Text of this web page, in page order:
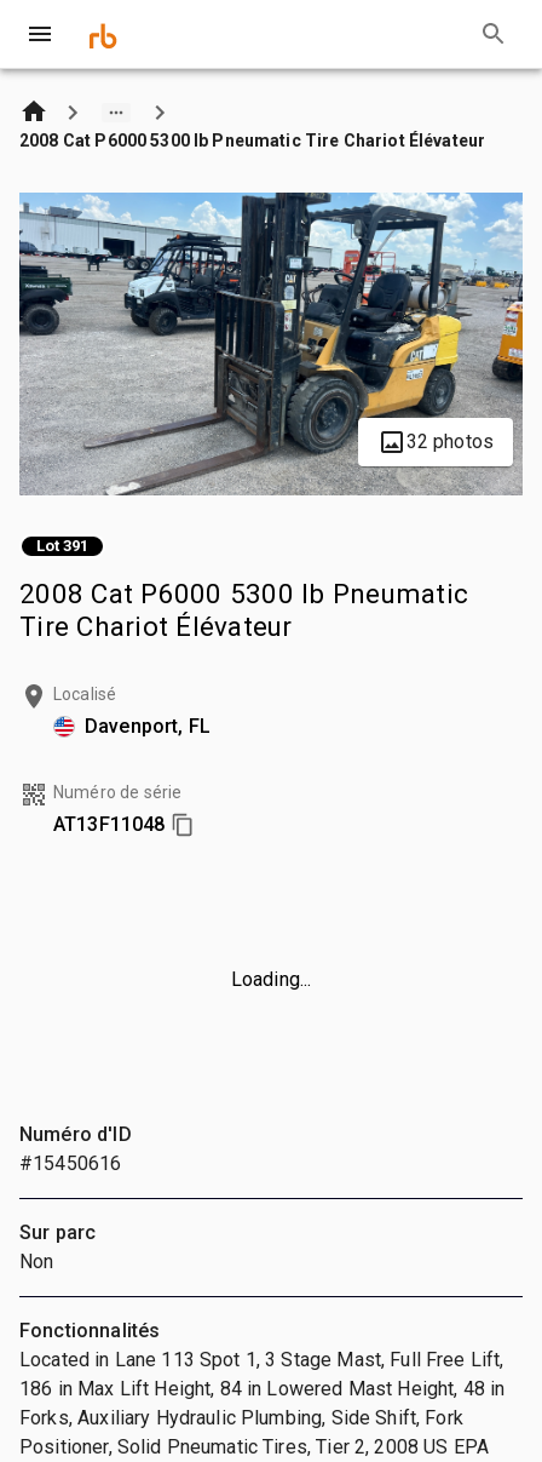
2008 Cat P6000 5300 lb Pneumatic Tire Chariot Élévateur
32 photos
Lot 391
2008 Cat P6000 5300 lb Pneumatic
Tire Chariot Élévateur
Localisé
Davenport, FL
Numéro de série
AT13F11048
Loading...
Numéro d'ID
#15450616
Sur parc
Non
Fonctionnalités
Located in Lane 113 Spot 1, 3 Stage Mast, Full Free Lift,
186 in Max Lift Height, 84 in Lowered Mast Height, 48 in
Forks, Auxiliary Hydraulic Plumbing, Side Shift, Fork
Positioner, Solid Pneumatic Tires, Tier 2, 2008 US EPA